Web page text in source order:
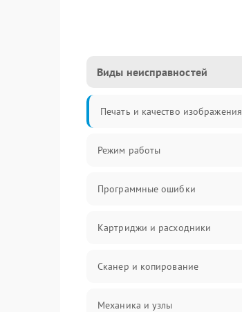
Виды неисправностей
Печать и качество изображения
Режим работы
Программные ошибки
Картриджи и расходники
Сканер и копирование
Механика и узлы